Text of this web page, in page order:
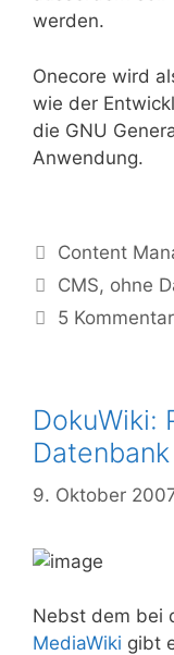
werden.
Onecore wird
wie der
die GNU
Anwendung.
Kategorien
Content
Tags
CMS, ohne
5
DokuWiki:
Datenbank
9. Oktober
Nebst dem bei
MediaWiki gibt